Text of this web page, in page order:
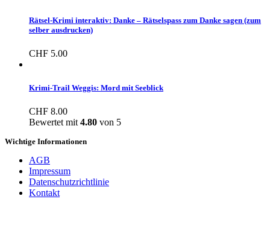
Rätsel-Krimi interaktiv: Danke – Rätselspass zum Danke sagen (zum
selber ausdrucken)
CHF 5.00
Krimi-Trail Weggis: Mord mit Seeblick
CHF 8.00
Bewertet mit 4.80 von 5
Wichtige Informationen
AGB
Impressum
Datenschutzrichtlinie
Kontakt